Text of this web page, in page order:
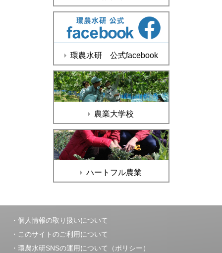
環農水研 公式facebook
農業大学校
ハートフル農業
個人情報の取り扱いについて
このサイトのご利用について
環農水研SNSの運用について（ポリシー）